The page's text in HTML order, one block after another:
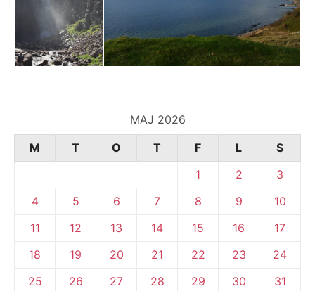
MAJ 2026
M
T O T F L
S
1
2
3
4
5 6 7 8 9
10
11
12 13 14 15 16
17
18
19 20 21 22 23
24
25
26 27 28 29 30 31